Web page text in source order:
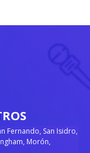
Fernando, San Isidro,
Morón,